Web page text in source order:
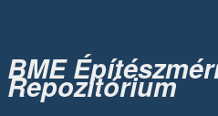
BME
Repozitórium